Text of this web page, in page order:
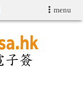
menu